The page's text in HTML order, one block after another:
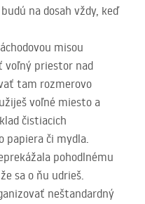
na dosah vždy, keď
misou
voľný priestor nad
tam rozmerovo
voľné miesto a
čistiacich
papiera či mydla.
pohodlnému
sa o ňu udrieš.
neštandardný